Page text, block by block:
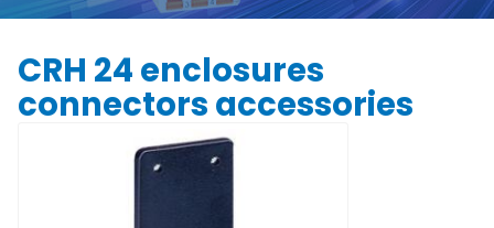
CRH 24 enclosures
connectors accessories